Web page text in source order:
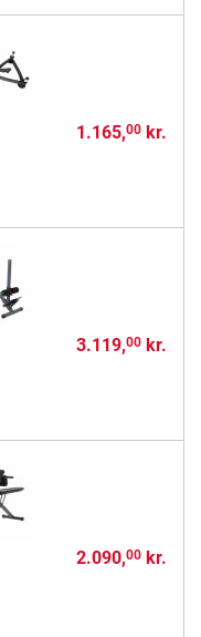
1.165,00kr.
3.119,00kr.
2.090,00kr.